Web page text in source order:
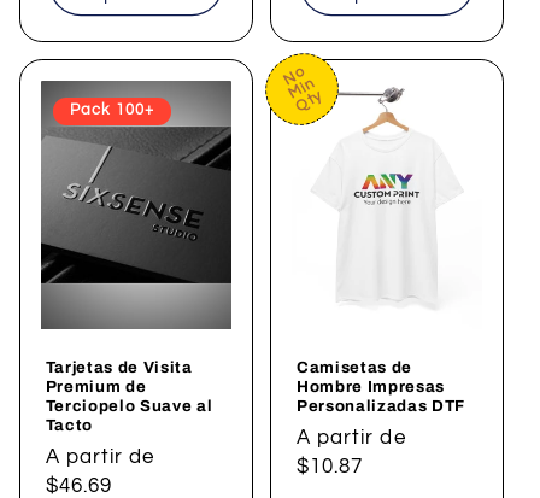
Pack 100+
Tarjetas de Visita
Premium de
Terciopelo Suave al
Tacto
Precio
habitual
A partir de
$46.69
No
Min
Qty
Camisetas de
Hombre Impresas
Personalizadas DTF
Precio
habitual
A partir de
$10.87